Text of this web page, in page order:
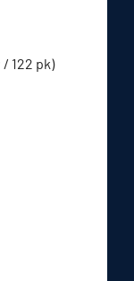
122 pk)